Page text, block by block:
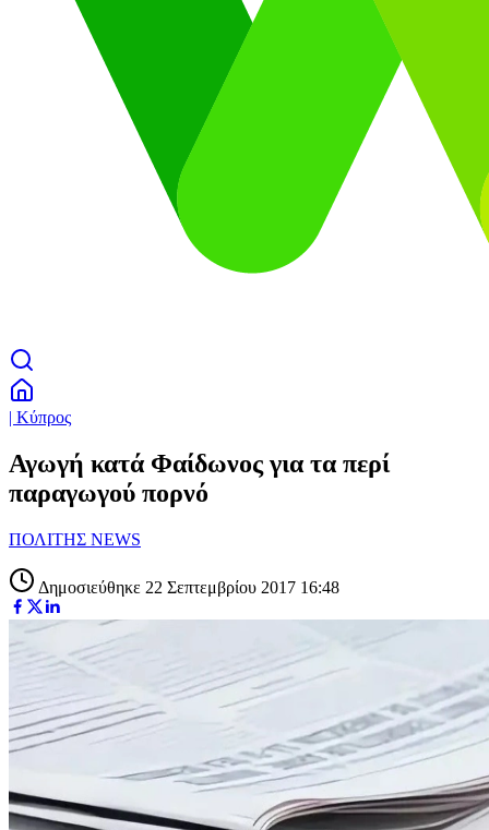
| Κύπρος
Αγωγή κατά Φαίδωνος για τα περί
παραγωγού πορνό
ΠΟΛΙΤΗΣ NEWS
Δημοσιεύθηκε 22 Σεπτεμβρίου 2017 16:48